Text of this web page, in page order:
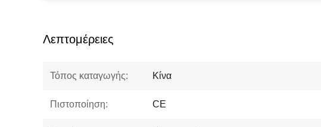
Λεπτομέρειες
Τόπος καταγωγής: Κίνα
Πιστοποίηση: CE